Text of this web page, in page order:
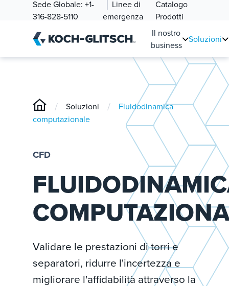
Sede Globale: +1-
316-828-5110
Linee di
emergenza
Catalogo
Prodotti
Il nostro
business
Soluzioni
/ Soluzioni /
Fluidodinamica
computazionale
CFD
Validare le prestazioni di torri e
separatori, ridurre l'incertezza e
migliorare l'affidabilità attraverso la